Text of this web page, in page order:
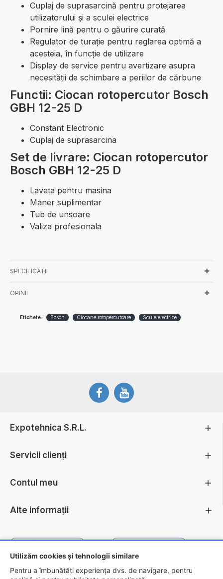
Utilizăm cookies și tehnologii similare
Pentru a îmbunătăți experiența dvs. de navigare, pentru
Cuplaj de suprasarcină pentru protejarea
utilizatorului şi a sculei electrice
Pornire lină pentru o găurire curată
Regulator de turaţie pentru reglarea optimă a
acesteia, în funcţie de utilizare
Display de service pentru avertizare asupra
necesităţii de schimbare a periilor de cărbune
Functii: Ciocan rotopercutor Bosch
GBH 12-25 D
Constant Electronic
Cuplaj de suprasarcina
Set de livrare: Ciocan rotopercutor
Bosch GBH 12-25 D
Laveta pentru masina
Maner suplimentar
Tub de unsoare
Valiza profesionala
SPECIFICATII
OPINII
Etichete: Bosch Ciocane rotopercutoare Scule electrice
Expotehnica S.R.L.
Servicii clienți
Contul meu
Alte informații